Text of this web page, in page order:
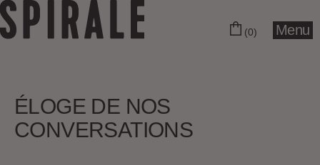
(0) Menu
ÉLOGE DE NOS
CONVERSATIONS